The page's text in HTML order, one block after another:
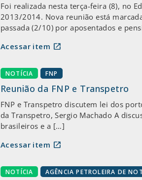
Foi realizada nesta terça-feira (8), no
2013/2014. Nova reunião está
passada (2/10) por aposentados e
Acessar item open_in_new
NOTÍCIA FNP
Reunião da FNP e Transpetro
FNP e Transpetro discutem lei dos
da Transpetro, Sergio Machado A
brasileiros e a […]
Acessar item open_in_new
NOTÍCIA AGÊNCIA PETROLEIRA DE